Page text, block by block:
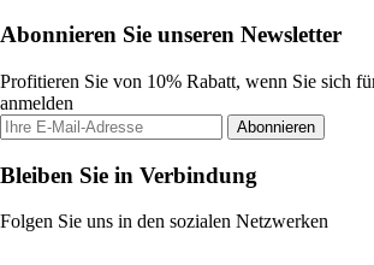
Abonnieren Sie unseren Newsletter
Profitieren Sie von 10% Rabatt, wenn Sie sich
anmelden
Abonnieren
Bleiben Sie in Verbindung
Folgen Sie uns in den sozialen Netzwerken